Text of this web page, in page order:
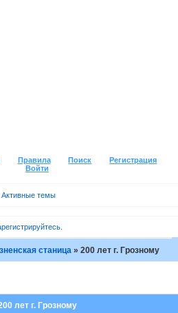
Правила Поиск
Регистрация
Войти
Активные темы
.
станица »200 лет г. Грозному
лет г. Грозному